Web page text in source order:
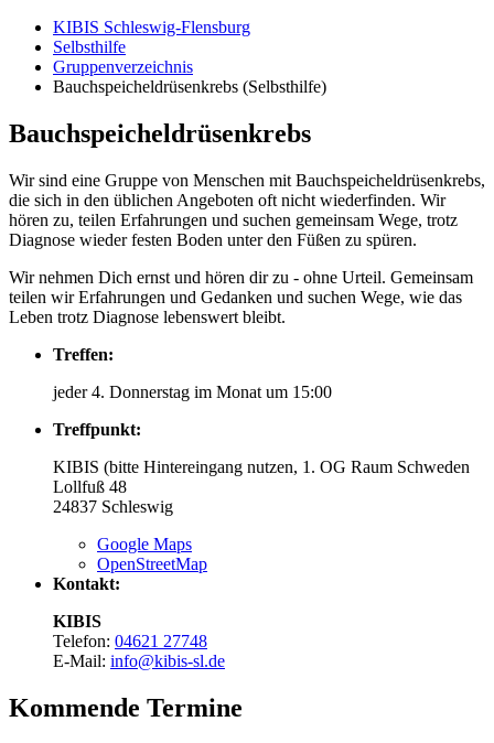
KIBIS Schleswig-Flensburg
Selbsthilfe
Gruppenverzeichnis
Bauchspeicheldrüsenkrebs (Selbsthilfe)
Bauchspeicheldrüsenkrebs
Wir sind eine Gruppe von Menschen mit Bauchspeicheldrüsenkrebs,
die sich in den üblichen Angeboten oft nicht wiederfinden. Wir
hören zu, teilen Erfahrungen und suchen gemeinsam Wege, trotz
Diagnose wieder festen Boden unter den Füßen zu spüren.
Wir nehmen Dich ernst und hören dir zu - ohne Urteil. Gemeinsam
teilen wir Erfahrungen und Gedanken und suchen Wege, wie das
Leben trotz Diagnose lebenswert bleibt.
Treffen:
jeder 4. Donnerstag im Monat um 15:00
Treffpunkt:
KIBIS (bitte Hintereingang nutzen, 1. OG Raum Schweden
Lollfuß 48
24837 Schleswig
Google Maps
OpenStreetMap
Kontakt:
KIBIS
Telefon: 04621 27748
E-Mail: info@kibis-sl.de
Kommende Termine